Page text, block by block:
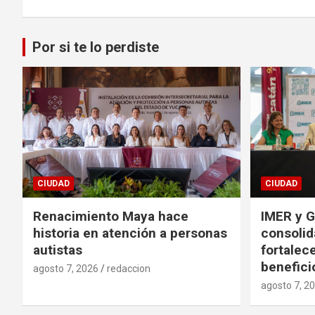
Por si te lo perdiste
CIUDAD
Renacimiento Maya hace
historia en atención a personas
autistas
agosto 7, 2026 redaccion
CIUDAD
IMER y
agosto 7,